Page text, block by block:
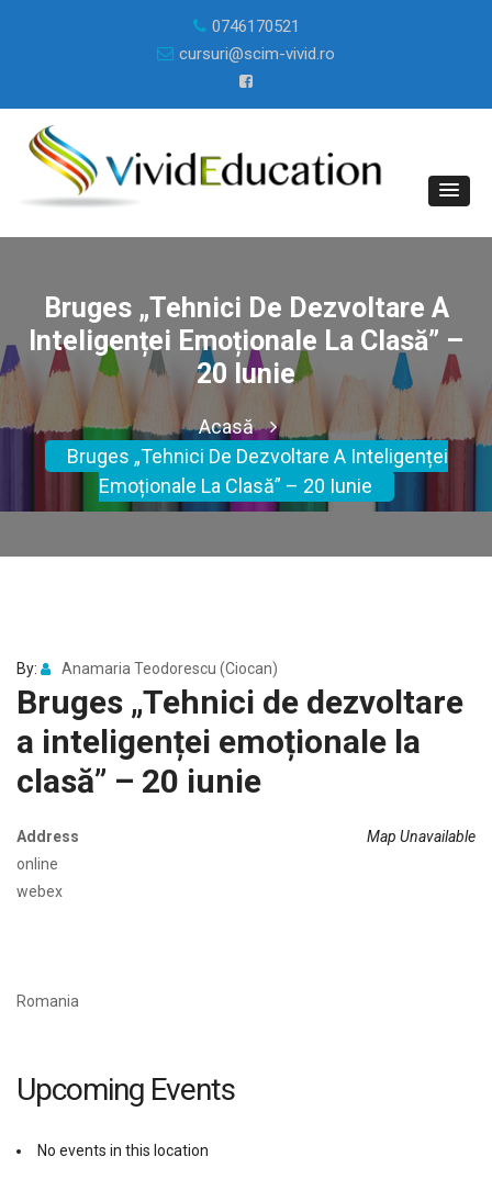
0746170521
cursuri@scim-vivid.ro
Bruges „Tehnici De Dezvoltare A
Inteligenței Emoționale La Clasă” –
20 Iunie
Acasă
Bruges „Tehnici De Dezvoltare A Inteligenței
Emoționale La Clasă” – 20 Iunie
By: Anamaria Teodorescu (Ciocan)
Bruges „Tehnici de dezvoltare
a inteligenței emoționale la
clasă” – 20 iunie
Map Unavailable
Address
online
webex
Romania
Upcoming Events
No events in this location